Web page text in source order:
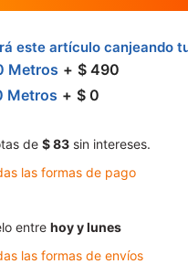
este artículo canjeando
Metros $ 490
Metros $ 0
de $ 83 sin intereses.
las formas de pago
entre hoy y lunes
las formas de envíos